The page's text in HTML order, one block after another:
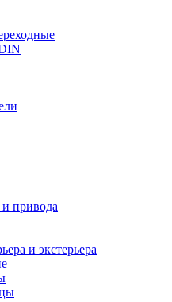
привода
и экстерьера